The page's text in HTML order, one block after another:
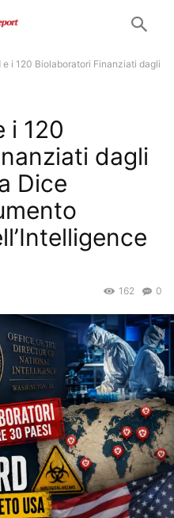
e i 120 Biolaboratori Finanziati dagli
i 120
dagli
Dice
0
162